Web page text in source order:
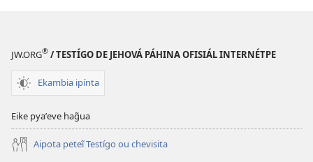
JW.ORG® / TESTÍGO DE JEHOVÁ PÁHINA OFISIÁL INTERNÉTPE
Ekambia ipínta
Eike pyaʼeve hag̃ua
Aipota peteĩ Testígo ou chevisita